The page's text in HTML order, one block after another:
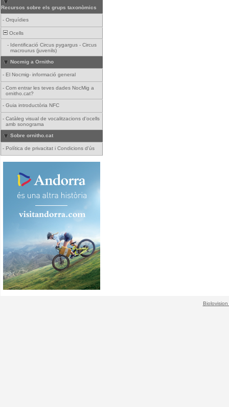
Recursos sobre els grups taxonòmics
- Orquídies
Ocells
- Identificació Circus pygargus - Circus
macrourus (juvenils)
Nocmig a Ornitho
- El Nocmig- informació general
- Com entrar les teves dades NocMig a
ornitho.cat?
- Guia introductòria NFC
- Catàleg visual de vocalitzacions d'ocells
amb sonograma
Sobre ornitho.cat
- Política de privacitat i Condicions d'ús
Biolovision